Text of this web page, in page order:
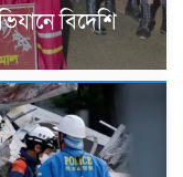
বিদেশি